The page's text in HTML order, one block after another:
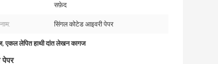
सफ़ेद
सिंगल कोटेड आइवरी पेपर
,एकल लेपित हाथी दांत लेखन कागज
पेपर